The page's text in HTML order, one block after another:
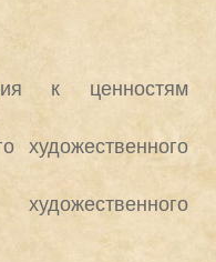
к ценностям
художественного